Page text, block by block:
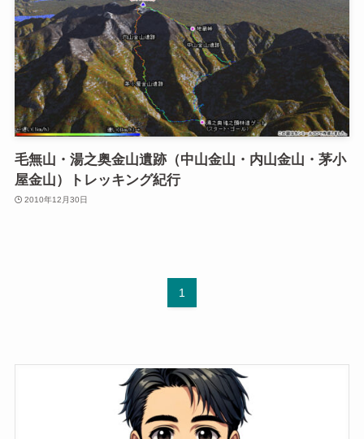
毛無山・湯之奥金山遺跡（中山金山・内山金山・茅小
屋金山）トレッキング紀行
2010年12月30日
1